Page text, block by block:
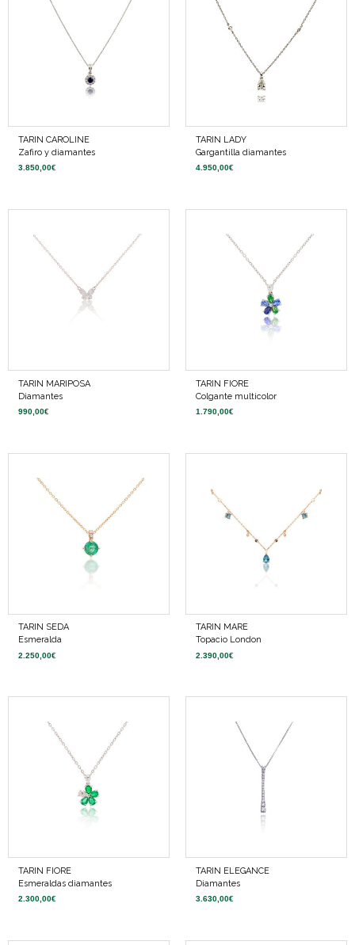
TARIN CAROLINE
Zafiro y diamantes
3.850,00€
TARIN LADY
Gargantilla diamantes
4.950,00€
TARIN MARIPOSA
Diamantes
990,00€
TARIN FIORE
Colgante multicolor
1.790,00€
TARIN SEDA
Esmeralda
2.250,00€
TARIN MARE
Topacio London
2.390,00€
TARIN FIORE
Esmeraldas diamantes
2.300,00€
TARIN ELEGANCE
Diamantes
3.630,00€